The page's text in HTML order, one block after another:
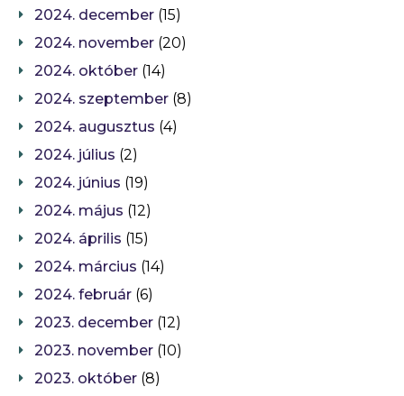
2024. december (15)
2024. november (20)
2024. október (14)
2024. szeptember (8)
2024. augusztus (4)
2024. július (2)
2024. június (19)
2024. május (12)
2024. április (15)
2024. március (14)
2024. február (6)
2023. december (12)
2023. november (10)
2023. október (8)